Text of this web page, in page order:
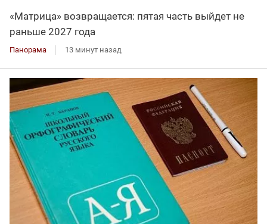
«Матрица» возвращается: пятая часть выйдет не
раньше 2027 года
Панорама 13 минут назад